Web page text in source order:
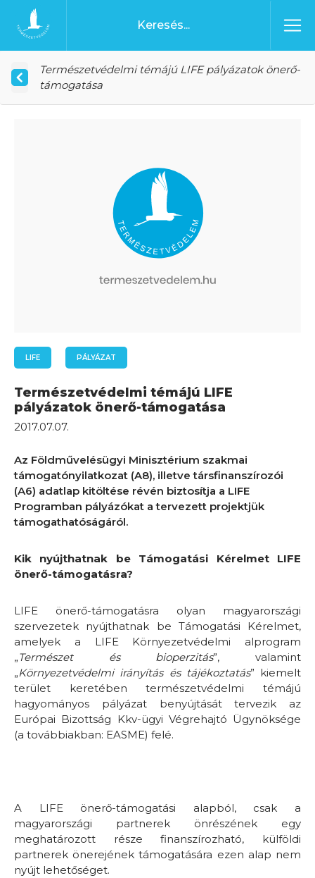
Ugrás a tartalomhoz
Főoldal
Természetvédelmi témájú LIFE pályázatok önerő-
támogatása
LIFE PÁLYÁZAT
Természetvédelmi témájú LIFE
pályázatok önerő-támogatása
2017.07.07.
Az Földművelésügyi Minisztérium szakmai
támogatónyilatkozat (A8), illetve társfinanszírozói
(A6) adatlap kitöltése révén biztosítja a LIFE
Programban pályázókat a tervezett projektjük
támogathatóságáról.
Kik nyújthatnak be Támogatási Kérelmet LIFE
önerő-támogatásra?
LIFE önerő-támogatásra olyan magyarországi
szervezetek nyújthatnak be Támogatási Kérelmet,
amelyek a LIFE Környezetvédelmi alprogram
„Természet és bioperzitás”, valamint
„Környezetvédelmi irányítás és tájékoztatás” kiemelt
terület keretében természetvédelmi témájú
hagyományos pályázat benyújtását tervezik az
Európai Bizottság Kkv-ügyi Végrehajtó Ügynöksége
(a továbbiakban: EASME) felé.
A LIFE önerő-támogatási alapból, csak a
magyarországi partnerek önrészének egy
meghatározott része finanszírozható, külföldi
partnerek önerejének támogatására ezen alap nem
nyújt lehetőséget.